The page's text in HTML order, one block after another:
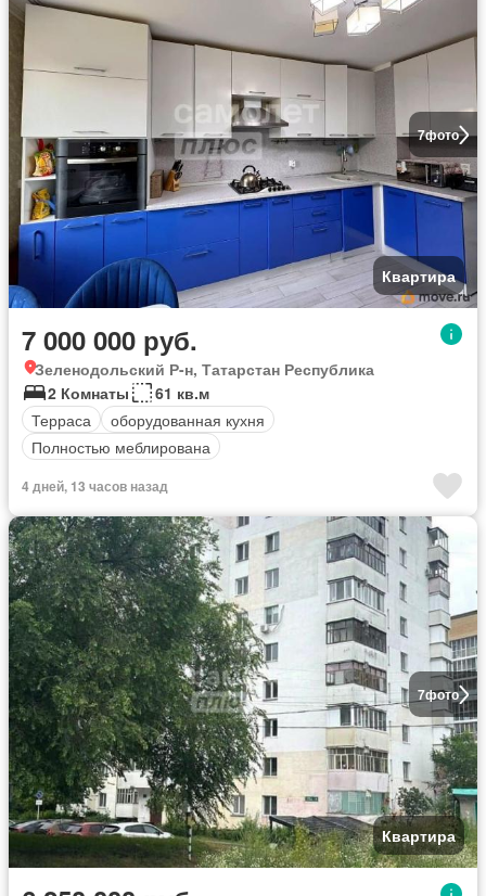
7фото
Квартира
7 000 000 руб.
Зеленодольский Р-н, Татарстан Республика
2 Комнаты
61 кв.м
Терраса
оборудованная кухня
Полностью меблирована
4 дней, 13 часов назад
7фото
Квартира